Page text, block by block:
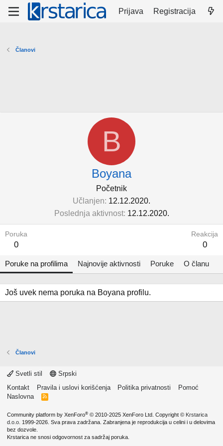
Prijava Registracija
Članovi
B
Boyana
Početnik
Učlanjen 12.12.2020.
Poslednja aktivnost 12.12.2020.
Poruka
0
Reakcija
0
Poruke na profilima Najnovije aktivnosti Poruke O članu
Još uvek nema poruka na Boyana profilu.
Članovi
Svetli stil
Srpski
Kontakt
Pravila i uslovi korišćenja Politika privatnosti
Pomoć
Naslovna
R
Community platform by XenForo® © 2010-2025 XenForo Ltd. Copyright © Krstarica
d.o.o. 1999-2026. Sva prava zadržana. Zabranjena je reprodukcija u celini i u delovima
bez dozvole.
Krstarica ne snosi odgovornost za sadržaj poruka.